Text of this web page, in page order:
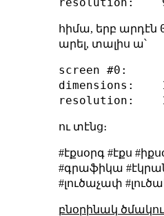
հիմա, երբ արդէն
արել, տալիս ա՝
screen #0:
dimensions:
ու տէնց։
#էքսօրգ #էքս
#գրաֆիկա
#լուծաչափ
բնօրինակ